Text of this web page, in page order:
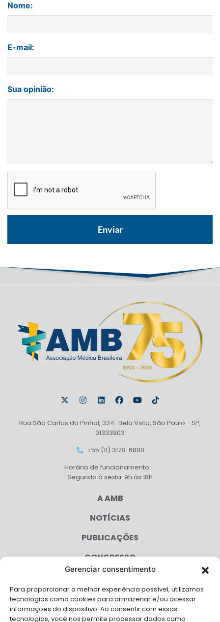
Gerenciar consentimento
Para proporcionar a melhor experiência possível, utilizamos
tecnologias como cookies para armazenar e/ou acessar
informações do dispositivo. Ao consentir com essas
tecnologias, você nos permite processar dados como
Nome:
E-mail:
Sua opinião:
Rua São Carlos do Pinhal, 324 Bela Vista, São Paulo - SP,
01333903
+55 (11) 3178-6800
Horário de funcionamento:
Segunda à sexta: 9h às 18h
A AMB
NOTÍCIAS
PUBLICAÇÕES
CONGRESSO
CAMPANHAS
SERVIÇOS